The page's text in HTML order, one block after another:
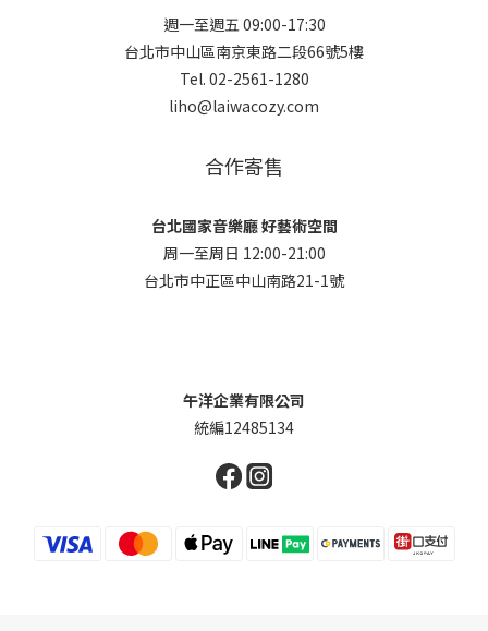
週一至週五 09:00-17:30
台北市中山區南京東路二段66號5樓
Tel. 02-2561-1280
liho@laiwacozy.com
合作寄售
台北國家音樂廳 好藝術空間
周一至周日 12:00-21:00
台北市中正區中山南路21-1號
午洋企業有限公司
統編12485134